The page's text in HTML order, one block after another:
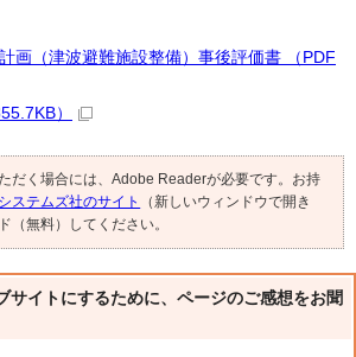
画（津波避難施設整備）事後評価書 （PDF
）
だく場合には、Adobe Readerが必要です。お持
ステムズ社のサイト
（新しいウィンドウで開き
（無料）してください。
サイトにするために、ページのご感想をお聞